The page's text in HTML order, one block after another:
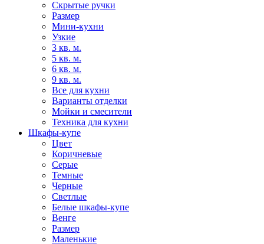
Скрытые ручки
Размер
Мини-кухни
Узкие
3 кв. м.
5 кв. м.
6 кв. м.
9 кв. м.
Все для кухни
Варианты отделки
Мойки и смесители
Техника для кухни
Шкафы-купе
Цвет
Коричневые
Серые
Темные
Черные
Светлые
Белые шкафы-купе
Венге
Размер
Маленькие